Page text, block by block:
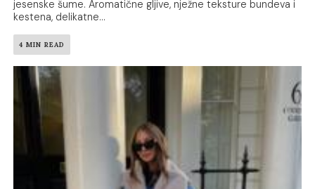
jesenske šume. Aromatične gljive, nježne teksture bundeva i
kestena, delikatne...
4 MIN READ